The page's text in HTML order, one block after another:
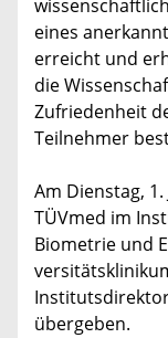
eines
erreicht und
die
Zufriedenheit
Teilnehmer
Am Dienstag,
TÜVmed im
Biometrie und
übergeben.